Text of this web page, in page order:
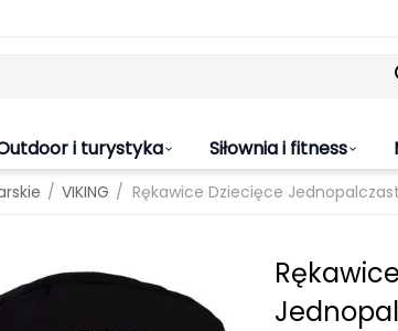
i turystyka Siłownia i fitness
/ VIKING / Rękawice Dziecięce